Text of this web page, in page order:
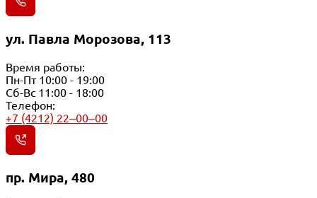
ул. Павла Морозова, 113
Время работы:
Пн-Пт 10:00 - 19:00
Сб-Вс 11:00 - 18:00
Телефон:
+7 (4212) 22‒00‒00
пр. Мира, 480